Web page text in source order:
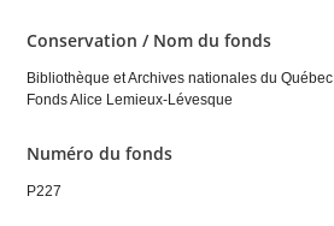
Conservation / Nom du fonds
Bibliothèque et Archives nationales du Québec
Fonds Alice Lemieux-Lévesque
Numéro du fonds
P227